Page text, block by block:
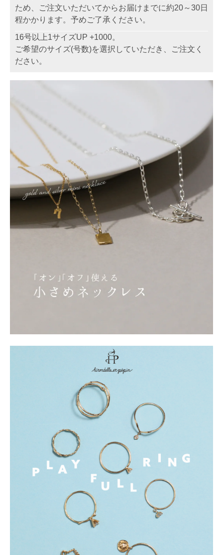
ため、ご注文いただいてからお届けまでに約20～30日
程かかります。予めご了承ください。
16号以上1サイズUP +1000。
ご希望のサイズ(号数)を選択していただき、ご注文く
ださい。